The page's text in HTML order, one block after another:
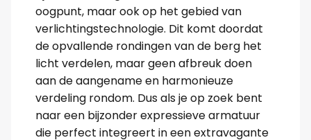
oogpunt, maar ook op het gebied van
verlichtingstechnologie. Dit komt doordat
de opvallende rondingen van de berg het
licht verdelen, maar geen afbreuk doen
aan de aangename en harmonieuze
verdeling rondom. Dus als je op zoek bent
naar een bijzonder expressieve armatuur
die perfect integreert in een extravagante